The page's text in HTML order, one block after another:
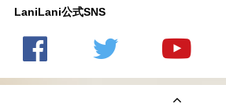
LaniLani公式SNS
の
のtwitter
の